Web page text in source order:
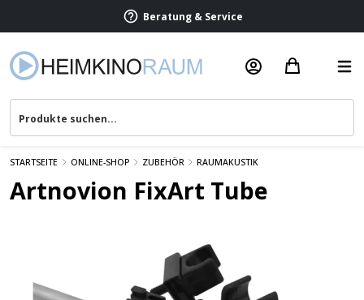
Beratung & Service
STARTSEITE ONLINE-SHOP ZUBEHÖR RAUMAKUSTIK
Artnovion FixArt Tube